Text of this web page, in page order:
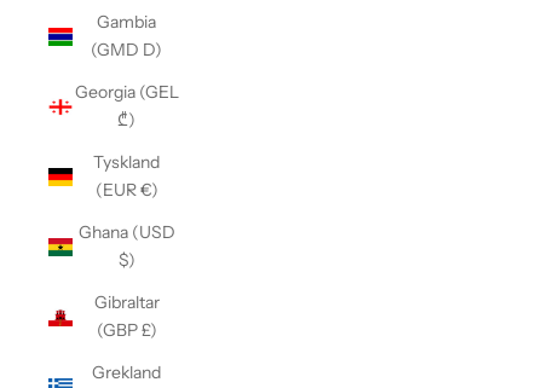
Gambia
(GMD D)
Georgia (GEL
₾)
Tyskland
(EUR €)
Ghana (USD
$)
Gibraltar
(GBP £)
Grekland